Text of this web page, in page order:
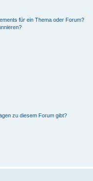
für ein Thema oder Forum?
zu diesem Forum gibt?